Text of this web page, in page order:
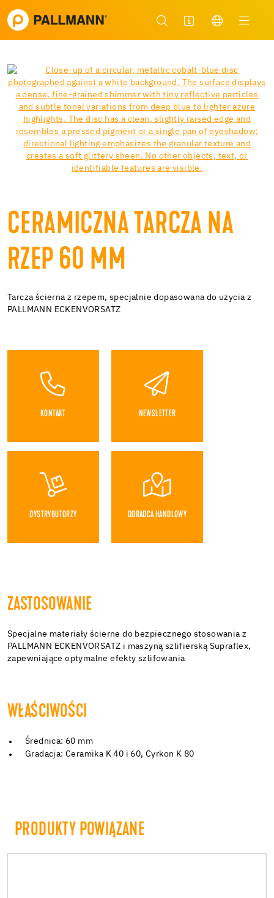
CERAMICZNA TARCZA NA
RZEP 60 MM
Tarcza ścierna z rzepem, specjalnie dopasowana do użycia z
PALLMANN ECKENVORSATZ
KONTAKT NEWSLETTER
DYSTRYBUTORZY DORADCA HANDLOWY
ZASTOSOWANIE
Specjalne materiały ścierne do bezpiecznego stosowania z
PALLMANN ECKENVORSATZ i maszyną szlifierską Supraflex,
zapewniające optymalne efekty szlifowania
WŁAŚCIWOŚCI
Średnica: 60 mm
Gradacja: Ceramika K 40 i 60, Cyrkon K 80
PRODUKTY POWIĄZANE